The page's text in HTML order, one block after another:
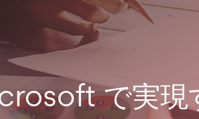
で実現